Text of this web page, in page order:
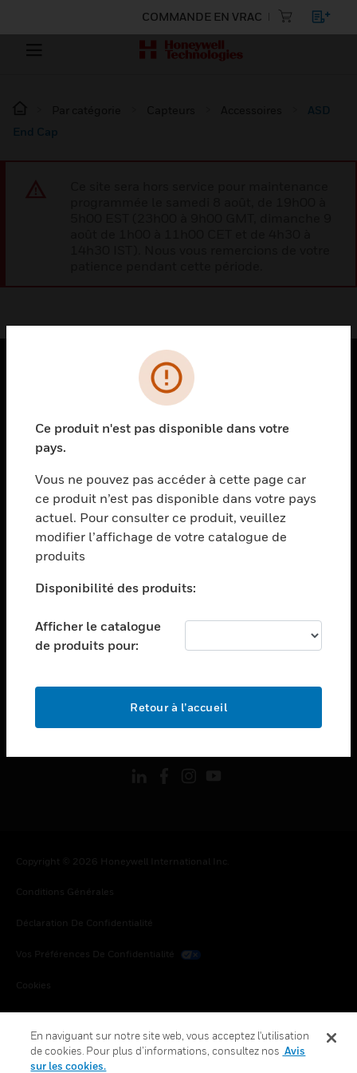
COMMANDE EN VRAC
ASD
End Cap
toggle view
SOLUTIONS
SECTEURS
toggle view
ASSISTANCE
toggle view
EMPLOIS
toggle view
toggle view
NOUS CONTACTER
MENTIONS LÉGALES
Copyright © 2026 Honeywell International Inc.
Conditions Générales
Déclaration De Confidentialité
Vos Préférences De Confidentialité
Cookies
Désabonnement Global
Ce produit n'est pas disponible dans votre
pays.
Vous ne pouvez pas accéder à cette page car
ce produit n’est pas disponible dans votre pays
actuel. Pour consulter ce produit, veuillez
modifier l’affichage de votre catalogue de
produits
Disponibilité des produits:
Afficher le catalogue
de produits pour:
Retour à l’accueil
En naviguant sur notre site web, vous acceptez l'utilisation
de cookies. Pour plus d’informations, consultez nos Avis
sur les cookies.